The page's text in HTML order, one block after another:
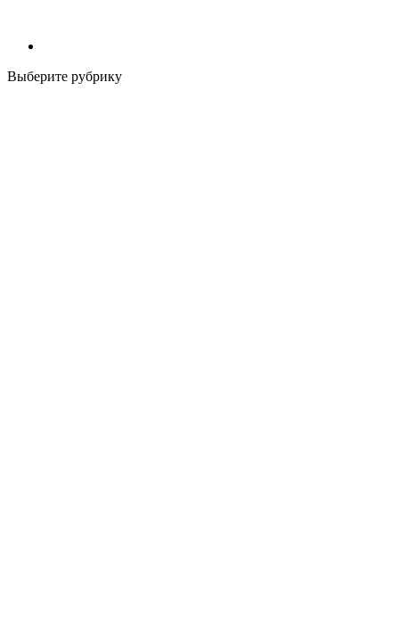
Выберите рубрику